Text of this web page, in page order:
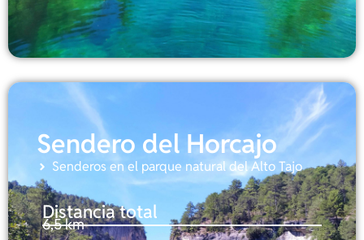
Sendero del Horcajo
Senderos en el parque natural del Alto Tajo
Distancia total
6,5 km